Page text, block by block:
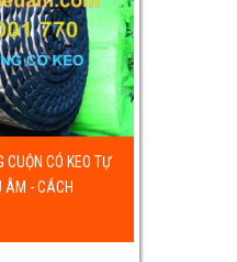
CUỘN CÓ KEO TỰ
ÂM - CÁCH